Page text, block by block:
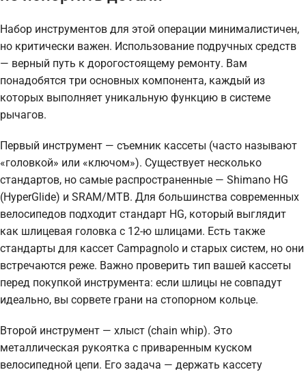
Набор инструментов для этой операции минималистичен,
но критически важен. Использование подручных средств
— верный путь к дорогостоящему ремонту. Вам
понадобятся три основных компонента, каждый из
которых выполняет уникальную функцию в системе
рычагов.
Первый инструмент — съемник кассеты (часто называют
«головкой» или «ключом»). Существует несколько
стандартов, но самые распространенные — Shimano HG
(HyperGlide) и SRAM/MTB. Для большинства современных
велосипедов подходит стандарт HG, который выглядит
как шлицевая головка с 12-ю шлицами. Есть также
стандарты для кассет Campagnolo и старых систем, но они
встречаются реже. Важно проверить тип вашей кассеты
перед покупкой инструмента: если шлицы не совпадут
идеально, вы сорвете грани на стопорном кольце.
Второй инструмент — хлыст (chain whip). Это
металлическая рукоятка с приваренным куском
велосипедной цепи. Его задача — держать кассету